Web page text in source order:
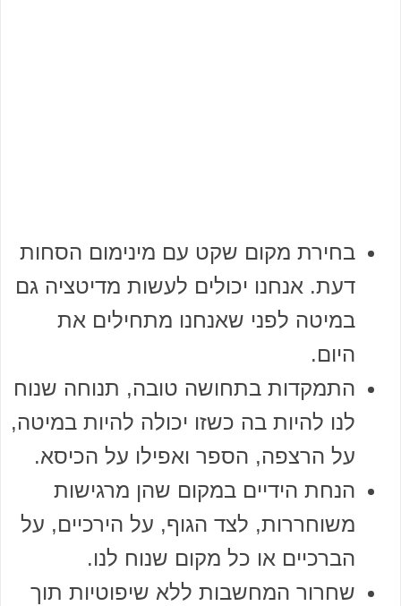
בחירת מקום שקט עם מינימום הסחות
דעת. אנחנו יכולים לעשות מדיטציה גם
במיטה לפני שאנחנו מתחילים את
היום.
התמקדות בתחושה טובה, תנוחה שנוח
לנו להיות בה כשזו יכולה להיות במיטה,
על הרצפה, הספר ואפילו על הכיסא.
הנחת הידיים במקום שהן מרגישות
משוחררות, לצד הגוף, על הירכיים, על
הברכיים או כל מקום שנוח לנו.
שחרור המחשבות ללא שיפוטיות תוך